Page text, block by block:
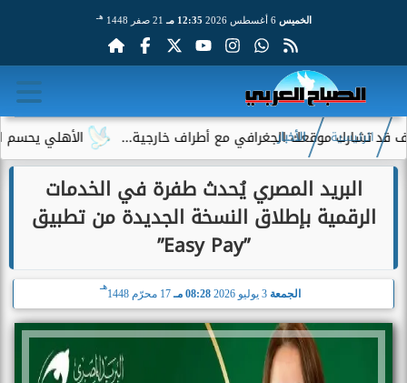
الخميس 6 أغسطس 2026 12:35 مـ 21 صفر 1448 هـ
الأهلي يحسم الجدل موقعك الجغرافي مع أطراف خارجية...
الرئيسية الأخبار
البريد المصري يُحدث طفرة في الخدمات
الرقمية بإطلاق النسخة الجديدة من تطبيق
”Easy Pay”
الجمعة 3 يوليو 2026 08:28 مـ 17 محرّم 1448
هـ